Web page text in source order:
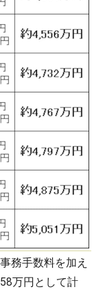
務手数料を加え
万円として計